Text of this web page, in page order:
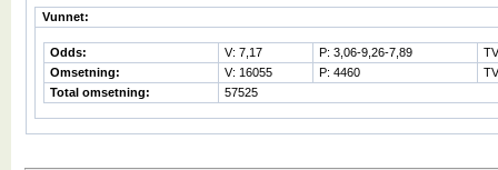
Vunnet:
Odds: V: 7,17 P: 3,06-9,26-7,89
Omsetning:
V: 16055 P: 4460
Total omsetning:
57525